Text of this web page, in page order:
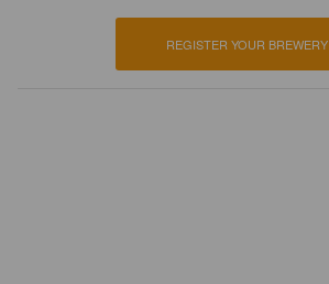
REGISTER YOUR BREWERY